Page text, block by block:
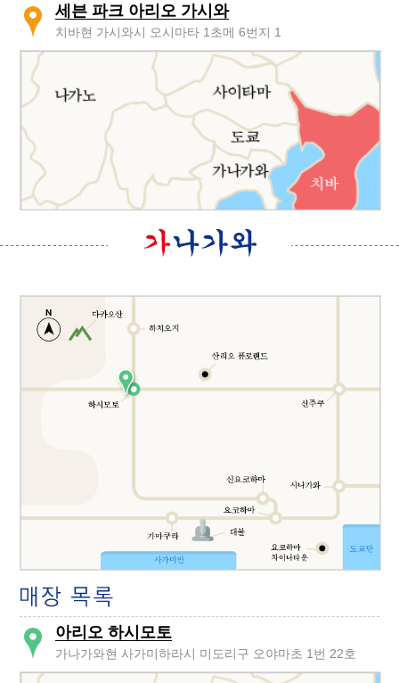
세븐 파크 아리오 가시와
치바현 가시와시 오시마타 1초메 6번지 1
아리오 하시모토
가나가와현 사가미하라시 미도리구 오야마초 1번 22호